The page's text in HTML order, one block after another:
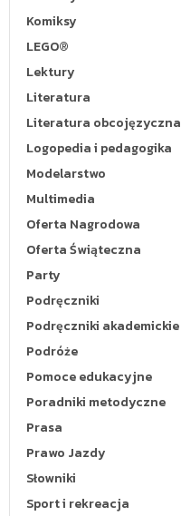
Komiksy
LEGO®
Lektury
Literatura
Literatura obcojęzyczna
Logopedia i pedagogika
Modelarstwo
Multimedia
Oferta Nagrodowa
Oferta Świąteczna
Party
Podręczniki
Podręczniki akademickie
Podróże
Pomoce edukacyjne
Poradniki metodyczne
Prasa
Prawo Jazdy
Słowniki
Sport i rekreacja